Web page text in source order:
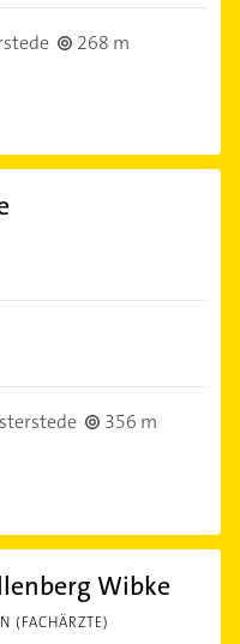
268 m
356 m
Wibke
(FACHÄRZTE)